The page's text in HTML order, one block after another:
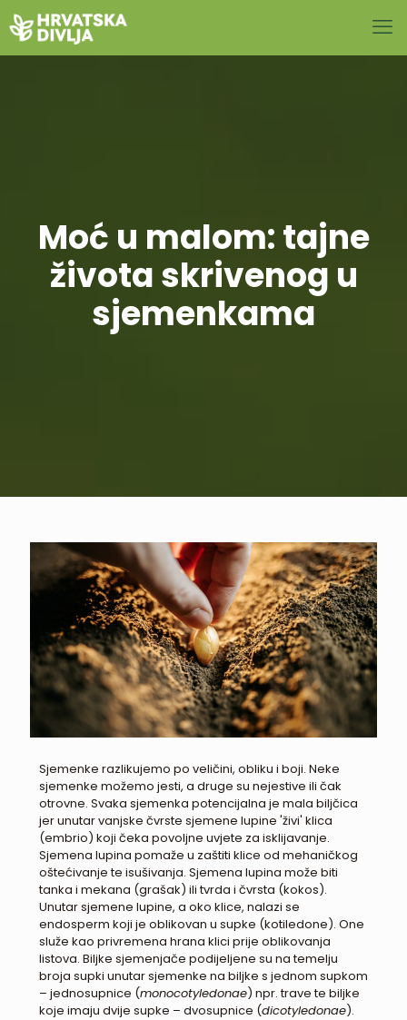
Moć u malom: tajne
života skrivenog u
sjemenkama
Sjemenke razlikujemo po veličini, obliku i boji. Neke
sjemenke možemo jesti, a druge su nejestive ili čak
otrovne. Svaka sjemenka potencijalna je mala biljčica
jer unutar vanjske čvrste sjemene lupine 'živi' klica
(embrio) koji čeka povoljne uvjete za isklijavanje.
Sjemena lupina pomaže u zaštiti klice od mehaničkog
oštećivanje te isušivanja. Sjemena lupina može biti
tanka i mekana (grašak) ili tvrda i čvrsta (kokos).
Unutar sjemene lupine, a oko klice, nalazi se
endosperm koji je oblikovan u supke (kotiledone). One
služe kao privremena hrana klici prije oblikovanja
listova. Biljke sjemenjače podijeljene su na temelju
broja supki unutar sjemenke na biljke s jednom supkom
– jednosupnice (monocotyledonae) npr. trave te biljke
koje imaju dvije supke – dvosupnice (dicotyledonae).